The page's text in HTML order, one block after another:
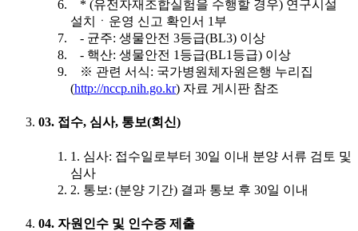
* (유전자재조합실험을 수행할 경우) 연구시설
설치ㆍ운영 신고 확인서 1부
- 균주: 생물안전 3등급(BL3) 이상
- 핵산: 생물안전 1등급(BL1등급) 이상
※ 관련 서식: 국가병원체자원은행 누리집
(http://nccp.nih.go.kr) 자료 게시판 참조
03. 접수, 심사, 통보(회신)
1. 심사: 접수일로부터 30일 이내 분양 서류 검토 및
심사
2. 통보: (분양 기간) 결과 통보 후 30일 이내
04. 자원인수 및 인수증 제출